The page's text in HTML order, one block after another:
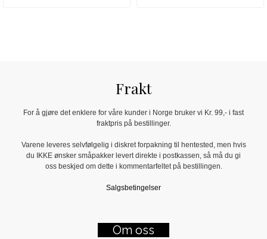
Frakt
For å gjøre det enklere for våre kunder i Norge bruker vi Kr. 99,- i fast
fraktpris på bestillinger.
Varene leveres selvfølgelig i diskret forpakning til hentested, men hvis
du IKKE ønsker småpakker levert direkte i postkassen, så må du gi
oss beskjed om dette i kommentarfeltet på bestillingen.
Salgsbetingelser
Om oss